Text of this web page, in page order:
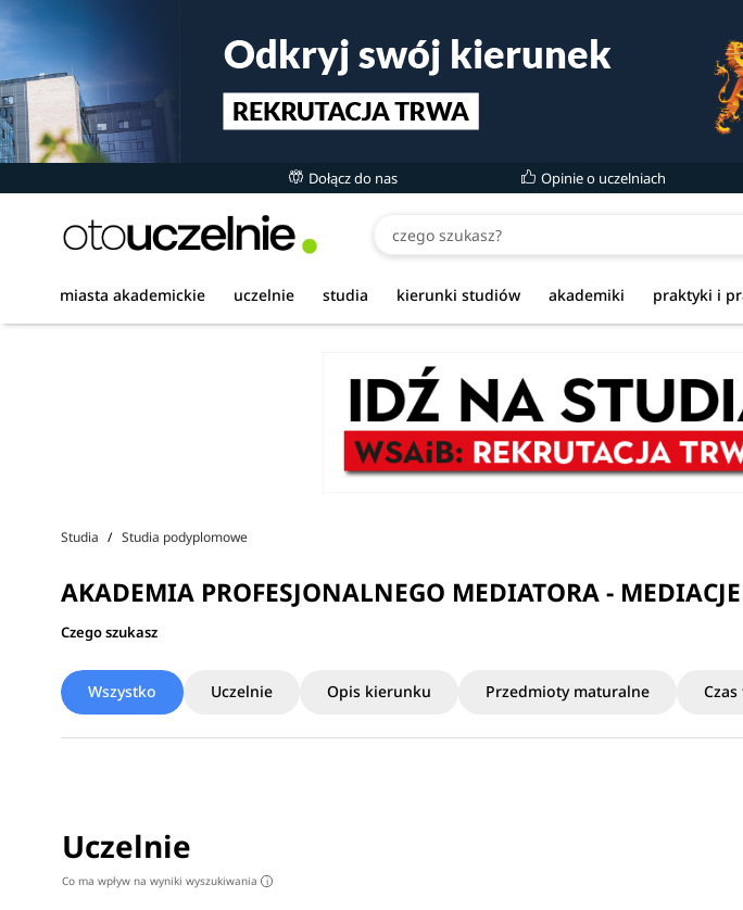
Dołącz do nas Opinie o uczelniach
miasta akademickie uczelnie studia kierunki studiów akademiki praktyki i
Studia Studia podyplomowe
AKADEMIA PROFESJONALNEGO MEDIATORA -
Czego szukasz
Wszystko Uczelnie Opis kierunku Przedmioty maturalne
Uczelnie
Co ma wpływ na wyniki wyszukiwania i